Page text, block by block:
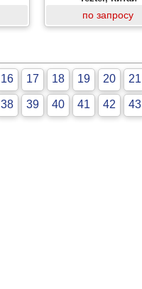
по запросу
16 17 18 19 20 21
38 39 40 41 42 43